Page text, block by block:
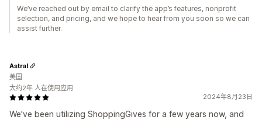
We’ve reached out by email to clarify the app’s features, nonprofit
selection, and pricing, and we hope to hear from you soon so we can
assist further.
2024年8月23日
We've been utilizing ShoppingGives for a few years now, and
Astral
美国
大约2年 人在使用应用